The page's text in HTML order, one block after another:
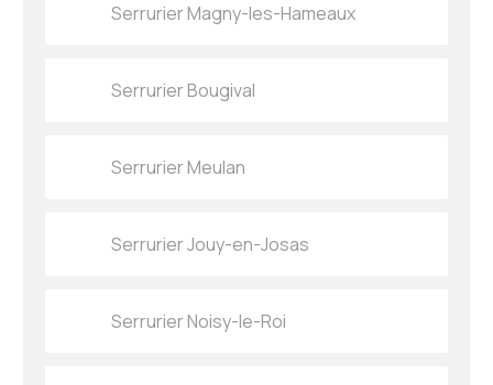
Serrurier Magny-les-Hameaux
Serrurier Bougival
Serrurier Meulan
Serrurier Jouy-en-Josas
Serrurier Noisy-le-Roi